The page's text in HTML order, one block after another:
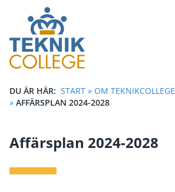
huvudinnehåll
LÄNKSTIG
DU ÄR HÄR: START » OM TEKNIKCOLLEGE
» AFFÄRSPLAN 2024-2028
Affärsplan 2024-2028